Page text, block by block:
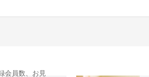
会員数、お見